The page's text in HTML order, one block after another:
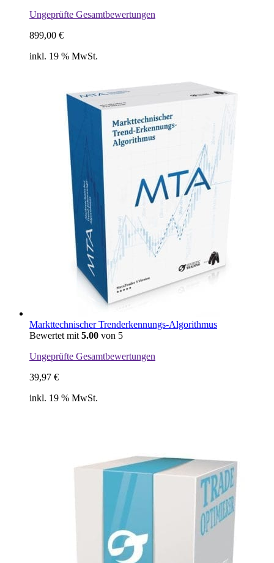
Ungeprüfte Gesamtbewertungen
899,00 €
inkl. 19 % MwSt.
Markttechnischer Trenderkennungs-Algorithmus
Bewertet mit 5.00 von 5
Ungeprüfte Gesamtbewertungen
39,97 €
inkl. 19 % MwSt.